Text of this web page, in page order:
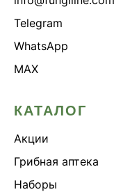
Telegram
WhatsApp
MAX
КАТАЛОГ
Акции
Грибная аптека
Наборы